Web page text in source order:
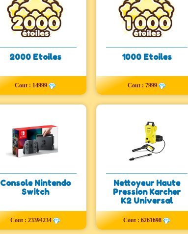
2000 Etoiles
Cout : 14999
1000 Etoiles
Cout : 7999
Console Nintendo
Switch
Cout : 23394234
Nettoyeur Haute
Pression Karcher
K2 Universal
Cout : 6261698